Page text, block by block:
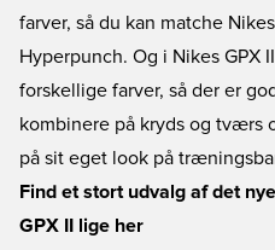
farver, så du kan matche
Hyperpunch. Og i Nikes GPX
forskellige farver, så der er
kombinere på kryds og
på sit eget look på
Find et stort udvalg af det
GPX II lige her